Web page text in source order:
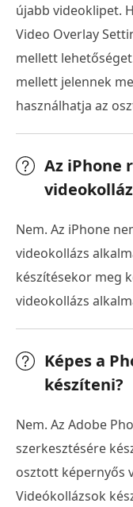
újabb videoklipet.
Video Overlay
mellett
mellett jelennek
használhatja az
Az iPhone
Nem. Az iPhone
videokollázs
készítésekor meg
videokollázs
Képes a
készíteni?
Nem. Az Adobe
szerkesztésére
osztott képernyős
Videókollázsok